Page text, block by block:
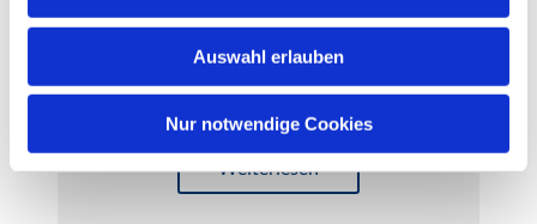
Auswahl erlauben
Nur notwendige Cookies
Eggert-Orgel in Herz Jesu
Weiterlesen